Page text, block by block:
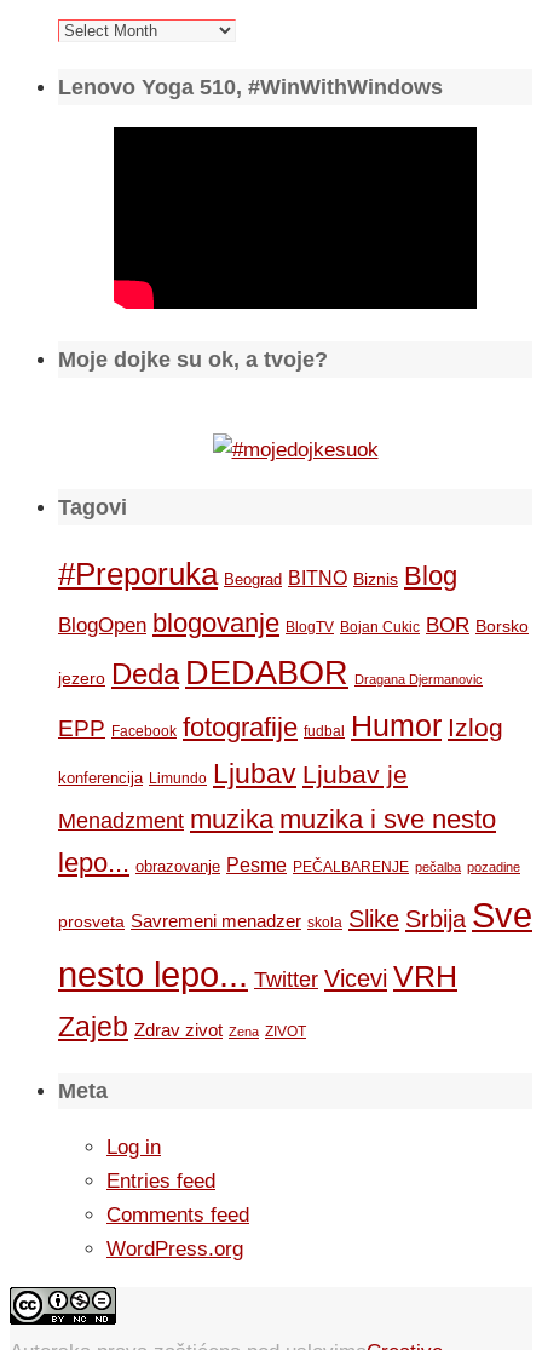
Arhiva
Lenovo Yoga 510, #WinWithWindows
Moje dojke su ok, a tvoje?
Tagovi
#Preporuka Beograd BITNO Biznis Blog
BlogOpen blogovanje BlogTV Bojan Cukic BOR Borsko
jezero Deda DEDABOR Dragana Djermanovic
EPP Facebook fotografije fudbal Humor Izlog
konferencija Limundo Ljubav Ljubav je
Menadzment muzika muzika i sve nesto
lepo... obrazovanje Pesme PEČALBARENJE pečalba pozadine
prosveta Savremeni menadzer skola Slike Srbija Sve
nesto lepo... Twitter Vicevi VRH
Zajeb Zdrav zivot Zena ZIVOT
Meta
Log in
Entries feed
Comments feed
WordPress.org